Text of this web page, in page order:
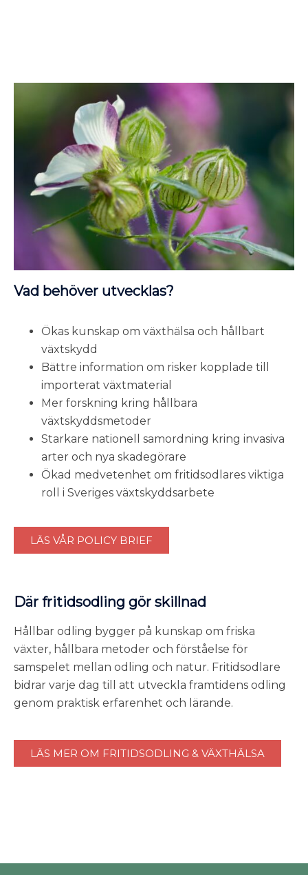
Vad behöver utvecklas?
Ökas kunskap om växthälsa och hållbart
växtskydd
Bättre information om risker kopplade till
importerat växtmaterial
Mer forskning kring hållbara
växtskyddsmetoder
Starkare nationell samordning kring invasiva
arter och nya skadegörare
Ökad medvetenhet om fritidsodlares viktiga
roll i Sveriges växtskyddsarbete
LÄS VÅR POLICY BRIEF
Där fritidsodling gör skillnad
Hållbar odling bygger på kunskap om friska
växter, hållbara metoder och förståelse för
samspelet mellan odling och natur. Fritidsodlare
bidrar varje dag till att utveckla framtidens odling
genom praktisk erfarenhet och lärande.
LÄS MER OM FRITIDSODLING & VÄXTHÄLSA